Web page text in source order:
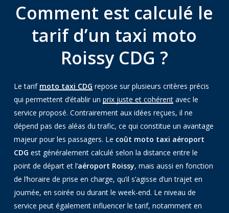
Comment est calculé le
tarif d’un taxi moto
Roissy CDG ?
Le tarif moto taxi CDG repose sur plusieurs critères précis
qui permettent d’établir un prix juste et cohérentavec le
service proposé. Contrairement aux idées reçues, il ne
dépend pas des aléas du trafic, ce qui constitue un avantage
majeur pour les passagers. Le coût moto taxi aéroport
CDG est généralement calculé selon la distance entre le
point de départ et l’aéroport Roissy, mais aussi en fonction
de l’horaire de prise en charge, qu’il s’agisse d’un trajet en
journée, en soirée ou durant le week-end. Le niveau de
service peut également influencer le tarif, notamment en